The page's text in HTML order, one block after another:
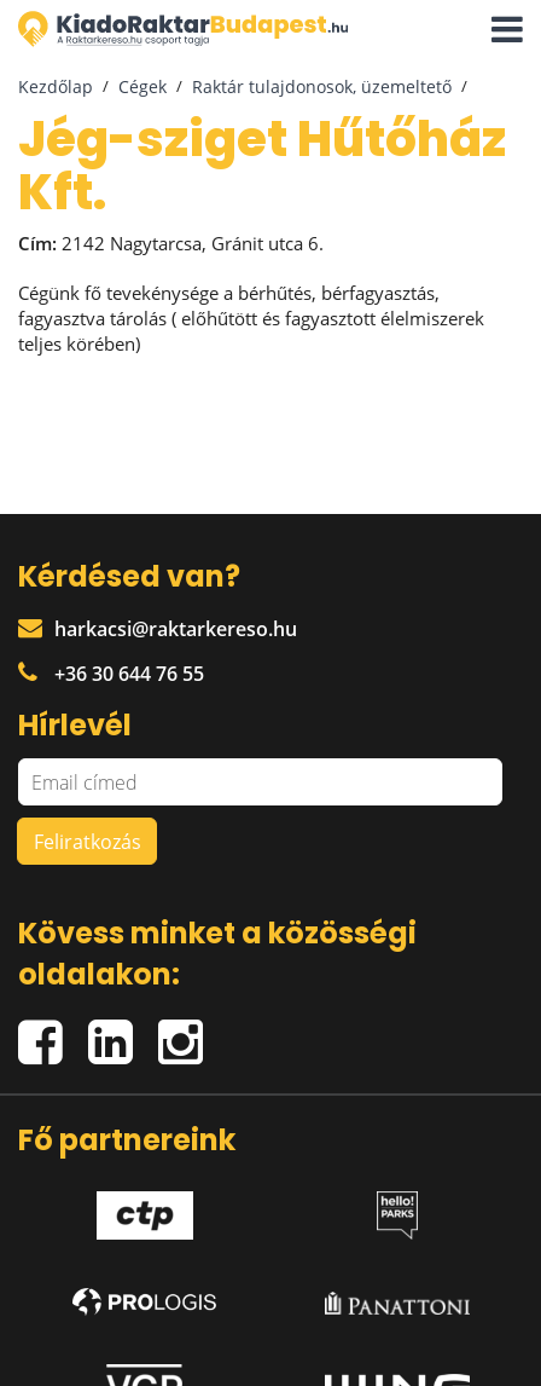
Kezdőlap Cégek Raktár tulajdonosok, üzemeltető
Jég-sziget Hűtőház
Kft.
Cím: 2142 Nagytarcsa, Gránit utca 6.
Cégünk fő tevekénysége a bérhűtés, bérfagyasztás,
fagyasztva tárolás ( előhűtött és fagyasztott élelmiszerek
teljes körében)
Kérdésed van?
harkacsi@raktarkereso.hu
+36 30 644 76 55
Hírlevél
Kövess minket a közösségi
oldalakon:
Fő partnereink